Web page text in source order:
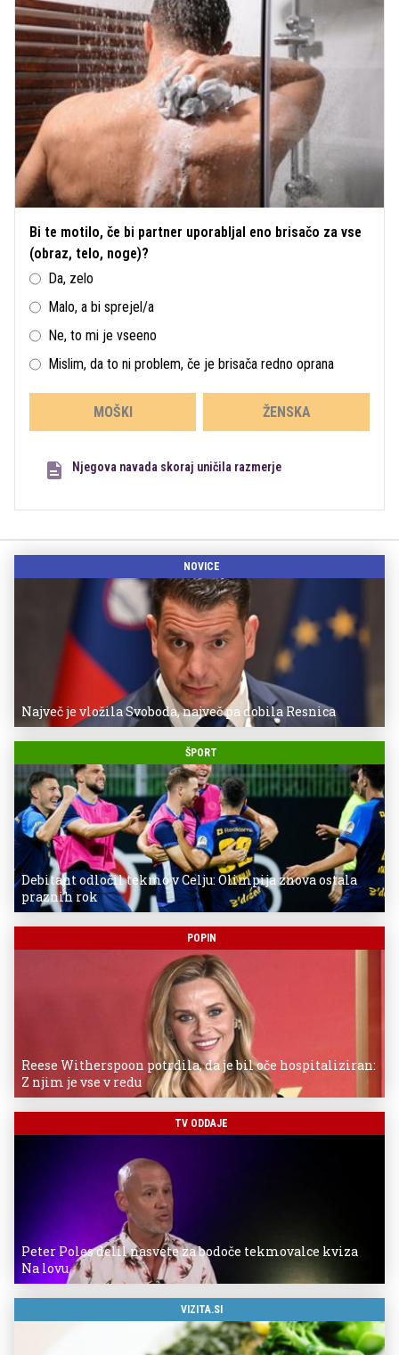
Bi te motilo, če bi partner uporabljal eno brisačo za vse
(obraz, telo, noge)?
Da, zelo
Malo, a bi sprejel/a
Ne, to mi je vseeno
Mislim, da to ni problem, če je brisača redno oprana
MOŠKI ŽENSKA
Njegova navada skoraj uničila razmerje
NOVICE
Največ je vložila Svoboda, največ pa dobila Resnica
ŠPORT
Debitant odločil tekmo v Celju: Olimpija znova ostala
praznih rok
POPIN
Reese Witherspoon potrdila, da je bil oče hospitaliziran:
Z njim je vse v redu
TV ODDAJE
Peter Poles delil nasvete za bodoče tekmovalce kviza
Na lovu
VIZITA.SI